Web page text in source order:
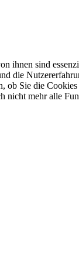
ihnen sind
die
ob Sie die
nicht mehr alle